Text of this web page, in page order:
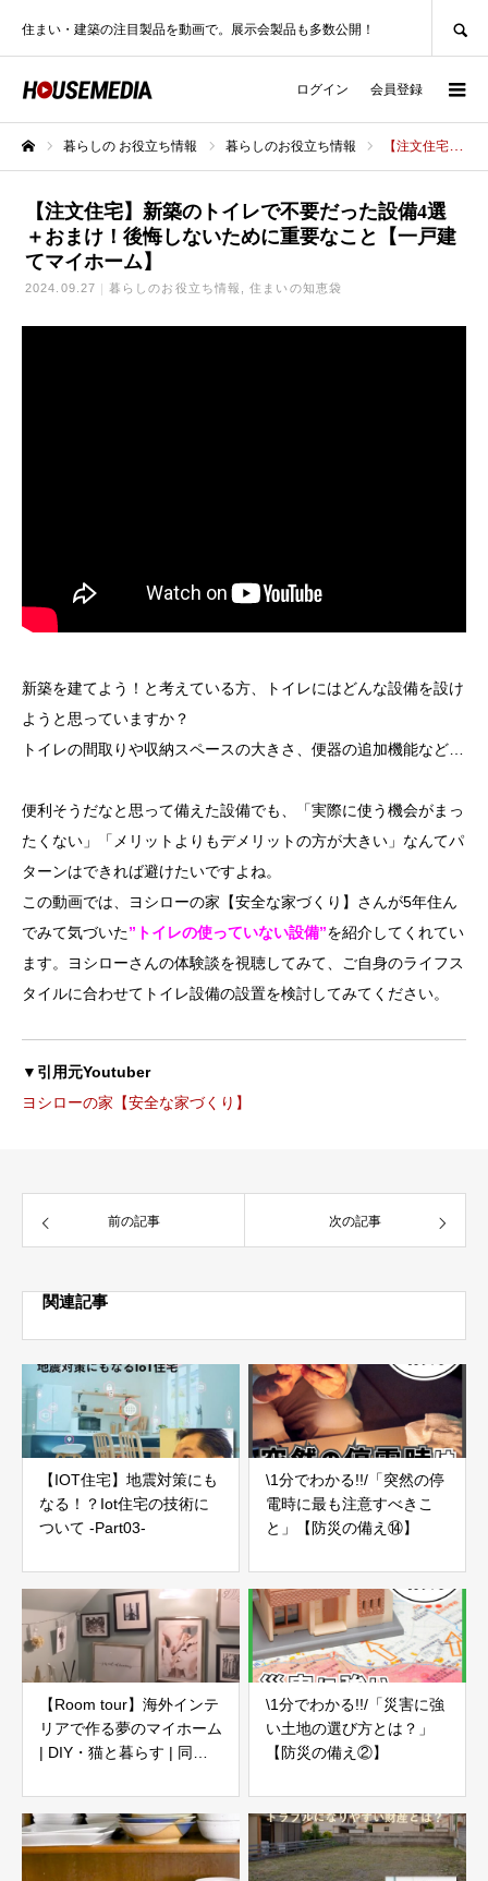
住まい・建築の注目製品を動画で。展示会製品も多数公開！
ログイン 会員登録
暮らしの お役立ち情報 暮らしのお役立ち情報 【注文住宅】新築のトイレで不要だった設備4選＋おまけ！後悔しないために重要なこと【一戸建てマイホーム】
【注文住宅】新築のトイレで不要だった設備4選
＋おまけ！後悔しないために重要なこと【一戸建
てマイホーム】
2024.09.27 暮らしのお役立ち情報 住まいの知恵袋
新築を建てよう！と考えている方、トイレにはどんな設備を設け
ようと思っていますか？
トイレの間取りや収納スペースの大きさ、便器の追加機能など…
便利そうだなと思って備えた設備でも、「実際に使う機会がまっ
たくない」「メリットよりもデメリットの方が大きい」なんてパ
ターンはできれば避けたいですよね。
この動画では、ヨシローの家【安全な家づくり】さんが5年住ん
でみて気づいた”トイレの使っていない設備”を紹介してくれてい
ます。ヨシローさんの体験談を視聴してみて、ご自身のライフス
タイルに合わせてトイレ設備の設置を検討してみてください。
▼引用元Youtuber
ヨシローの家【安全な家づくり】
前の記事 次の記事
関連記事
【IOT住宅】地震対策にも
なる！？Iot住宅の技術に
ついて -Part03-
\1分でわかる!!/「突然の停
電時に最も注意すべきこ
と」【防災の備え⑭】
【Room tour】海外インテ
リアで作る夢のマイホーム
| DIY・猫と暮らす | 同い
\1分でわかる!!/「災害に強
い土地の選び方とは？」
【防災の備え②】